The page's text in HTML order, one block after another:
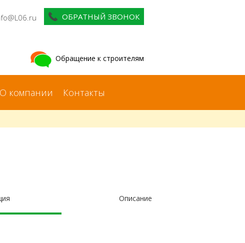
ОБРАТНЫЙ ЗВОНОК
Обращение к строителям
О компании Контакты
Описание